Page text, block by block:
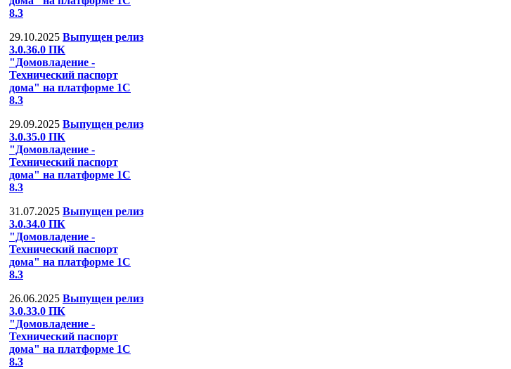
8.3
29.10.2025 Выпущен релиз
3.0.36.0 ПК
"Домовладение -
Технический паспорт
дома" на платформе 1С
8.3
29.09.2025 Выпущен релиз
3.0.35.0 ПК
"Домовладение -
Технический паспорт
дома" на платформе 1С
8.3
31.07.2025 Выпущен релиз
3.0.34.0 ПК
"Домовладение -
Технический паспорт
дома" на платформе 1С
8.3
26.06.2025 Выпущен релиз
3.0.33.0 ПК
"Домовладение -
Технический паспорт
дома" на платформе 1С
8.3